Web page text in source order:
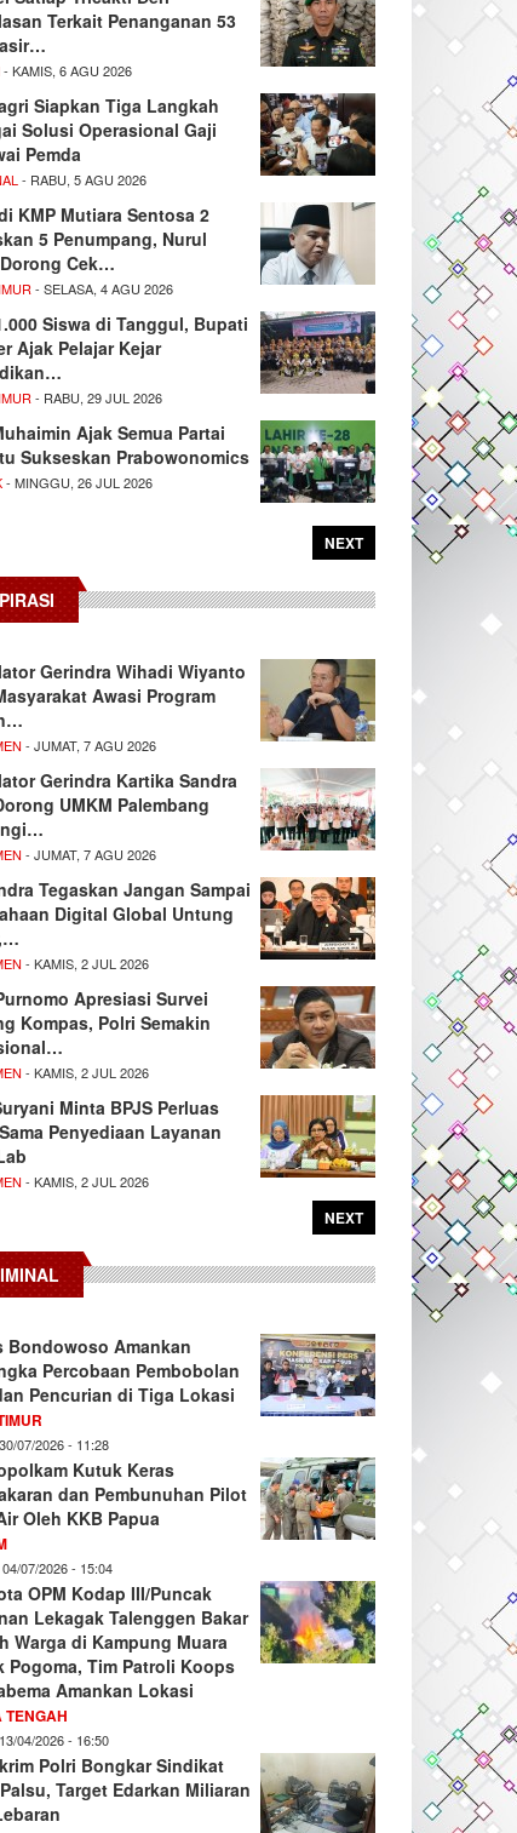
Terkait Penanganan 53
- KAMIS, 6 AGU 2026
Siapkan Tiga Langkah
Solusi Operasional Gaji
Pemda
- RABU, 5 AGU 2026
KMP Mutiara Sentosa 2
5 Penumpang, Nurul
Cek…
- SELASA, 4 AGU 2026
Siswa di Tanggul, Bupati
Ajak Pelajar Kejar
- RABU, 29 JUL 2026
Ajak Semua Partai
Sukseskan Prabowonomics
- MINGGU, 26 JUL 2026
NEXT
Gerindra Wihadi Wiyanto
Awasi Program
- JUMAT, 7 AGU 2026
Gerindra Kartika Sandra
UMKM Palembang
- JUMAT, 7 AGU 2026
Tegaskan Jangan Sampai
Digital Global Untung
- KAMIS, 2 JUL 2026
Apresiasi Survei
Kompas, Polri Semakin
- KAMIS, 2 JUL 2026
Minta BPJS Perluas
Penyediaan Layanan
- KAMIS, 2 JUL 2026
NEXT
Bondowoso Amankan
Percobaan Pembobolan
Pencurian di Tiga Lokasi
07/2026 - 11:28
Kutuk Keras
dan Pembunuhan Pilot
Oleh KKB Papua
07/2026 - 15:04
OPM Kodap III/Puncak
Lekagak Talenggen Bakar
Warga di Kampung Muara
Pogoma, Tim Patroli Koops
Amankan Lokasi
TENGAH
04/2026 - 16:50
Polri Bongkar Sindikat
Target Edarkan Miliaran